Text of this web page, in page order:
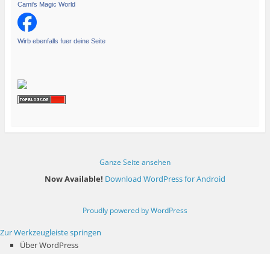
Cami's Magic World
Wirb ebenfalls fuer deine Seite
Ganze Seite ansehen
Now Available! Download WordPress for Android
Proudly powered by WordPress
Zur Werkzeugleiste springen
Über WordPress